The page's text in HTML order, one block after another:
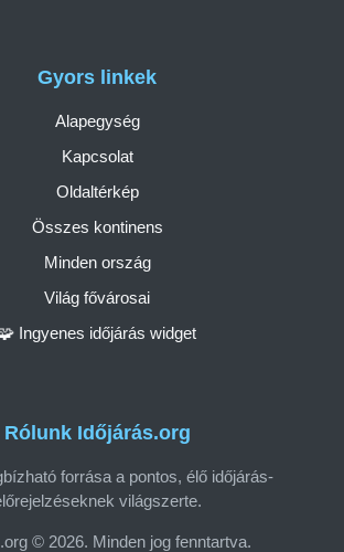
Rólunk Időjárás.org
forrása a pontos, élő időjárás-
világszerte.
© 2026. Minden jog fenntartva.
Gyors linkek
Alapegység
Kapcsolat
Oldaltérkép
Összes kontinens
Minden ország
Világ fővárosai
🧩 Ingyenes időjárás widget